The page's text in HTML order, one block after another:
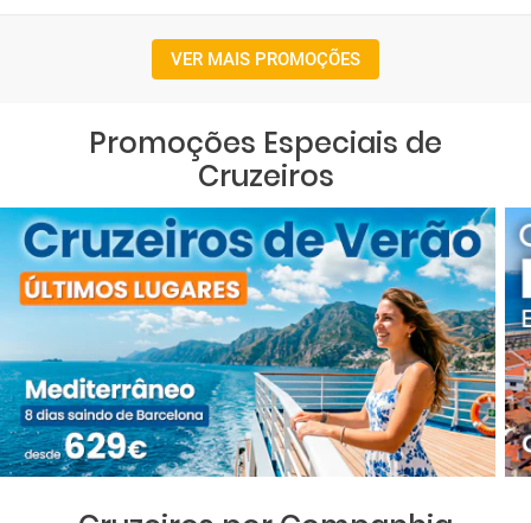
VER MAIS PROMOÇÕES
Promoções Especiais de
Cruzeiros